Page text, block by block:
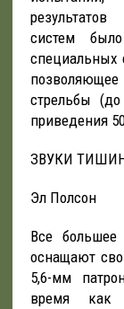
систем
специальных
позволяющее
стрельбы
приведения
ЗВУКИ
Эл Полсон
Все большее
оснащают
5,6-мм
время как